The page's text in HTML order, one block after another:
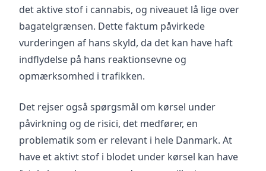
det aktive stof i cannabis, og niveauet lå lige over
bagatelgrænsen. Dette faktum påvirkede
vurderingen af hans skyld, da det kan have haft
indflydelse på hans reaktionsevne og
opmærksomhed i trafikken.
Det rejser også spørgsmål om kørsel under
påvirkning og de risici, det medfører, en
problematik som er relevant i hele Danmark. At
have et aktivt stof i blodet under kørsel kan have